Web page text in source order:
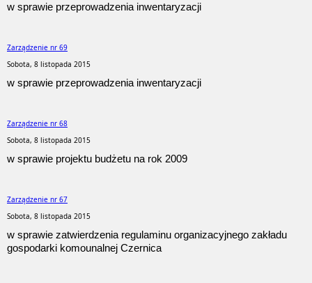
w sprawie przeprowadzenia inwentaryzacji
Zarządzenie nr 69
Sobota, 8 listopada 2015
w sprawie przeprowadzenia inwentaryzacji
Zarządzenie nr 68
Sobota, 8 listopada 2015
w sprawie projektu budżetu na rok 2009
Zarządzenie nr 67
Sobota, 8 listopada 2015
w sprawie zatwierdzenia regulaminu organizacyjnego zakładu
gospodarki komounalnej Czernica